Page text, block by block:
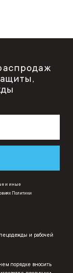
и иные
Политики
и рабочей
порядке вносить